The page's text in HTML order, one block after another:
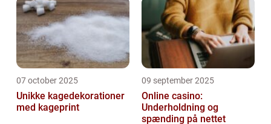
07 october 2025
Unikke kagedekorationer
med kageprint
09 september 2025
Online casino:
Underholdning og
spænding på nettet